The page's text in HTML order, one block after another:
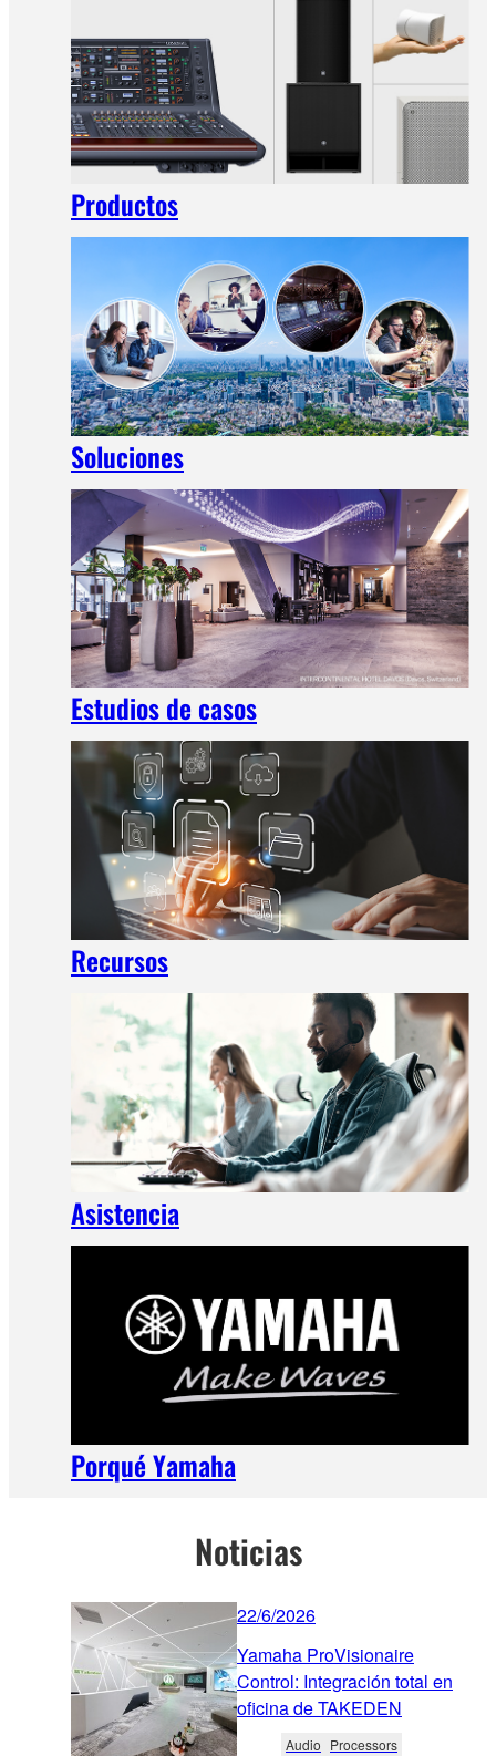
Productos
Soluciones
Estudios de casos
Recursos
Asistencia
Porqué Yamaha
Noticias
22/6/2026
Yamaha ProVisionaire
Control: Integración total en
oficina de TAKEDEN
Audio Processors